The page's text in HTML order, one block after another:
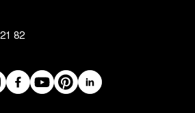
82
Réseaux
FacebookYouTubePinterestLinkedIn